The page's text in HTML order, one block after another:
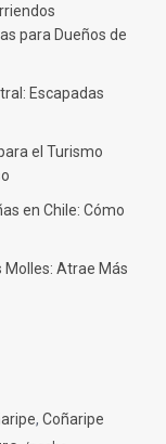
para Dueños de
Escapadas
el Turismo
en Chile: Cómo
Molles: Atrae Más
, Coñaripe